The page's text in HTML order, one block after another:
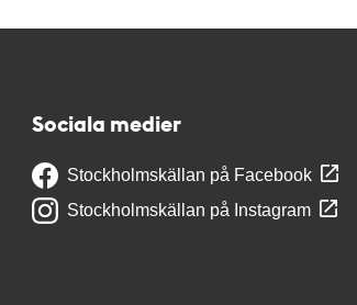
Sociala medier
Stockholmskällan på Facebook
Stockholmskällan på Instagram